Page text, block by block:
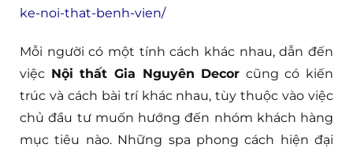
ke-noi-that-benh-vien/
Mỗi người có một tính cách khác nhau, dẫn đến
việc Nội thất Gia Nguyên Decor cũng có kiến
trúc và cách bài trí khác nhau, tùy thuộc vào việc
chủ đầu tư muốn hướng đến nhóm khách hàng
mục tiêu nào. Những spa phong cách hiện đại